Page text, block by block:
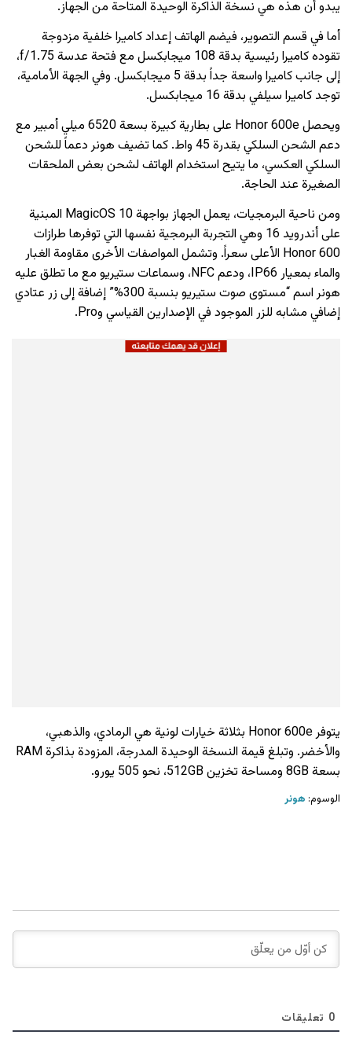
يبدو أن هذه هي نسخة الذاكرة الوحيدة المتاحة من الجهاز.
أما في قسم التصوير، فيضم الهاتف إعداد كاميرا خلفية مزدوجة
تقوده كاميرا رئيسية بدقة 108 ميجابكسل مع فتحة عدسة f/1.75،
إلى جانب كاميرا واسعة جداً بدقة 5 ميجابكسل. وفي الجهة الأمامية،
توجد كاميرا سيلفي بدقة 16 ميجابكسل.
ويحصل Honor 600e على بطارية كبيرة بسعة 6520 ميلي أمبير مع
دعم الشحن السلكي بقدرة 45 واط. كما تضيف هونر دعماً للشحن
السلكي العكسي، ما يتيح استخدام الهاتف لشحن بعض الملحقات
الصغيرة عند الحاجة.
ومن ناحية البرمجيات، يعمل الجهاز بواجهة MagicOS 10 المبنية
على أندرويد 16 وهي التجربة البرمجية نفسها التي توفرها طرازات
Honor 600 الأعلى سعراً. وتشمل المواصفات الأخرى مقاومة الغبار
والماء بمعيار IP66، ودعم NFC، وسماعات ستيريو مع ما تطلق عليه
هونر اسم “مستوى صوت ستيريو بنسبة 300%” إضافة إلى زر عتادي
إضافي مشابه للزر الموجود في الإصدارين القياسي وPro.
يتوفر Honor 600e بثلاثة خيارات لونية هي الرمادي، والذهبي،
والأخضر. وتبلغ قيمة النسخة الوحيدة المدرجة، المزودة بذاكرة RAM
بسعة 8GB ومساحة تخزين 512GB، نحو 505 يورو.
الوسوم: هونر
0 تعليقات